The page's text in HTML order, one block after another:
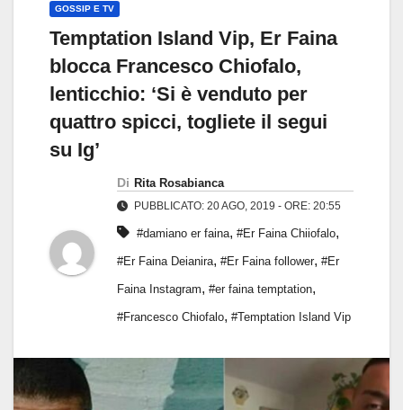
GOSSIP E TV
Temptation Island Vip, Er Faina
blocca Francesco Chiofalo,
lenticchio: ‘Si è venduto per
quattro spicci, togliete il segui
su Ig’
Di Rita Rosabianca
PUBBLICATO: 20 AGO, 2019 - ORE: 20:55
#damiano er faina, #Er Faina Chiiofalo,
#Er Faina Deianira, #Er Faina follower, #Er
Faina Instagram, #er faina temptation,
#Francesco Chiofalo, #Temptation Island Vip